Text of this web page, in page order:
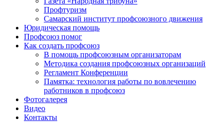
Профтуризм
Самарский институт профсоюзного движения
Юридическая помощь
Профсоюз помог
Как создать профсоюз
В помощь профсоюзным организаторам
Методика создания профсоюзных организаций
Регламент Конференции
Памятка: технология работы по вовлечению
работников в профсоюз
Фотогалерея
Видео
Контакты